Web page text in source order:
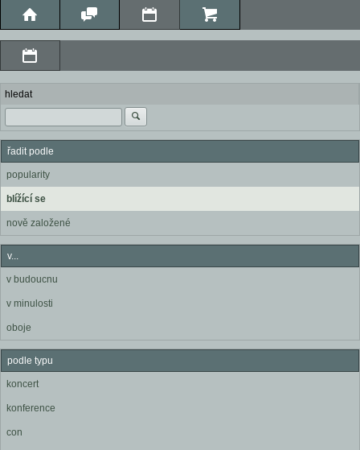
hledat
řadit podle
popularity
blížící se
nově založené
v...
v budoucnu
v minulosti
oboje
podle typu
koncert
konference
con